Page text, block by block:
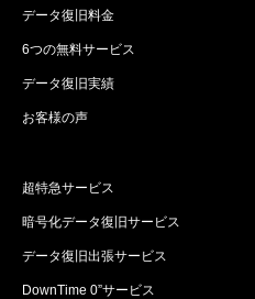
データ復旧料金
6つの無料サービス
データ復旧実績
お客様の声
超特急サービス
暗号化データ復旧サービス
データ復旧出張サービス
DownTime 0”サービス